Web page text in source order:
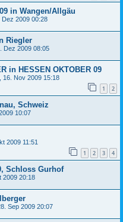
in Wangen/Allgäu
Dez 2009 00:28
Riegler
Dez 2009 08:05
in HESSEN OKTOBER 09
16. Nov 2009 15:18
1 2
Schweiz
10:07
2009 11:51
1 2 3 4
Schloss Gurhof
2009 20:18
Sep 2009 20:07